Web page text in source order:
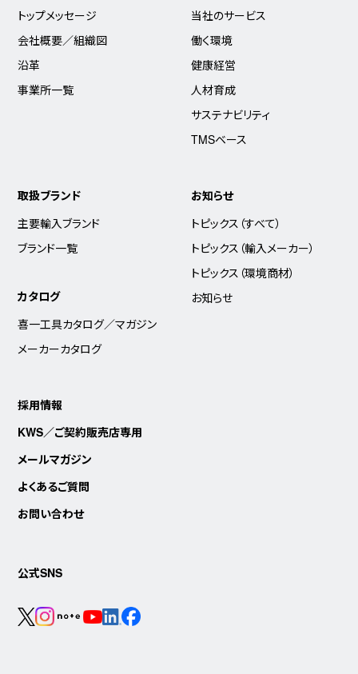
トップメッセージ
会社概要／組織図
沿革
事業所一覧
当社のサービス
働く環境
健康経営
人材育成
サステナビリティ
TMSベース
取扱ブランド
主要輸入ブランド
ブランド一覧
カタログ
喜一工具カタログ／マガジン
メーカーカタログ
お知らせ
トピックス（すべて）
トピックス（輸入メーカー）
トピックス（環境商材）
お知らせ
採用情報
KWS／ご契約販売店専用
メールマガジン
よくあるご質問
お問い合わせ
公式SNS